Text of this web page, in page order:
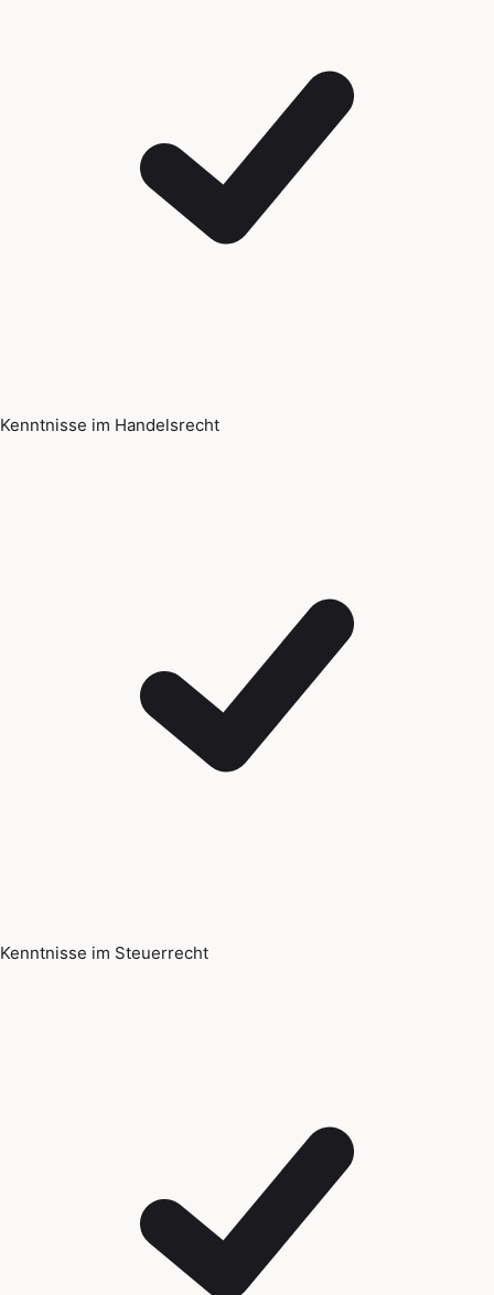
Kenntnisse im Handelsrecht
Kenntnisse im Steuerrecht